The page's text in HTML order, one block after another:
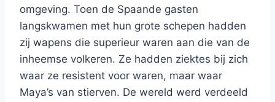
omgeving. Toen de Spaande gasten
langskwamen met hun grote schepen hadden
zij wapens die superieur waren aan die van de
inheemse volkeren. Ze hadden ziektes bij zich
waar ze resistent voor waren, maar waar
Maya’s van stierven. De wereld werd verdeeld